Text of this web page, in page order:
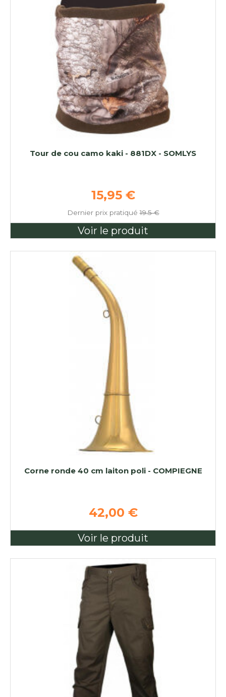
Tour de cou camo kaki - 881DX - SOMLYS
Prix de base
15,95 €
Dernier prix pratiqué19.5 €
Voir le produit
Corne ronde 40 cm laiton poli - COMPIEGNE
42,00 €
Voir le produit